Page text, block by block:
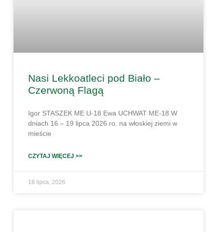
Nasi Lekkoatleci pod Biało –
Czerwoną Flagą
Igor STASZEK ME U-18 Ewa UCHWAT ME-18 W
dniach 16 – 19 lipca 2026 ro. na włoskiej ziemi w
mieście
CZYTAJ WIĘCEJ >>
18 lipca, 2026